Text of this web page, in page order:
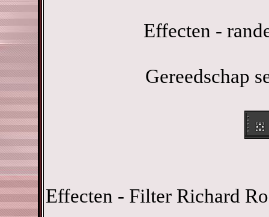
Effecten -
Gereedschap
Effecten - Filter Richard